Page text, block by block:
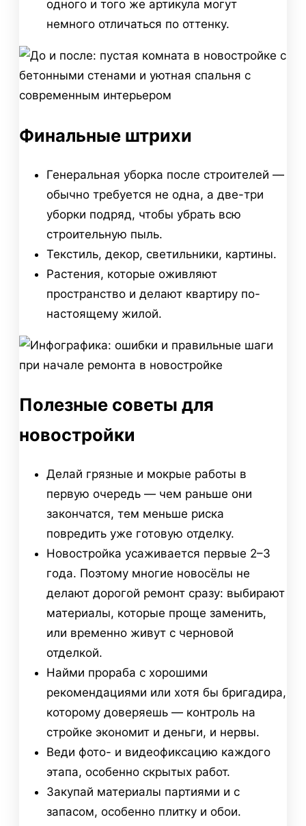
одного и того же артикула могут
немного отличаться по оттенку.
Финальные штрихи
Генеральная уборка после строителей —
обычно требуется не одна, а две-три
уборки подряд, чтобы убрать всю
строительную пыль.
Текстиль, декор, светильники, картины.
Растения, которые оживляют
пространство и делают квартиру по-
настоящему жилой.
Полезные советы для
новостройки
Делай грязные и мокрые работы в
первую очередь — чем раньше они
закончатся, тем меньше риска
повредить уже готовую отделку.
Новостройка усаживается первые 2–3
года. Поэтому многие новосёлы не
делают дорогой ремонт сразу: выбирают
материалы, которые проще заменить,
или временно живут с черновой
отделкой.
Найми прораба с хорошими
рекомендациями или хотя бы бригадира,
которому доверяешь — контроль на
стройке экономит и деньги, и нервы.
Веди фото- и видеофиксацию каждого
этапа, особенно скрытых работ.
Закупай материалы партиями и с
запасом, особенно плитку и обои.